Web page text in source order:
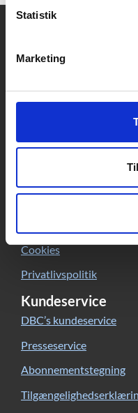
Statistik
Marketing
DBC DIGITAL A/S
2750 Ballerup
CVR: 15149043 | EAN:
Skriv til Forfatterweb-
Cookies
Privatlivspolitik
Kundeservice
DBC’s kundeservice
Presseservice
Abonnementstegning